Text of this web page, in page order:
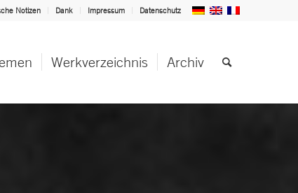
Notizen Dank Impressum Datenschutz
Werkverzeichnis Archiv